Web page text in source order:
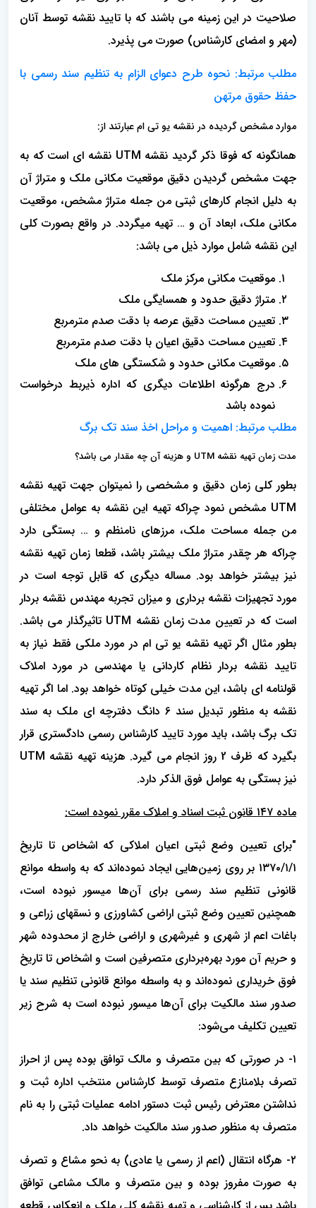
صلاحیت در این زمینه می باشند که با تایید نقشه توسط آنان
(مهر و امضای کارشناس) صورت می پذیرد.
مطلب مرتبط: نحوه طرح دعوای الزام به تنظیم سند رسمی با
حفظ حقوق مرتهن
موارد مشخص گردیده در نقشه یو تی ام عبارتند از:
همانگونه که فوقا ذکر گردید نقشه UTM نقشه ای است که به
جهت مشخص گردیدن دقیق موقعیت مکانی ملک و متراژ آن
به دلیل انجام کارهای ثبتی من جمله متراژ مشخص، موقعیت
مکانی ملک، ابعاد آن و … تهیه میگردد. در واقع بصورت کلی
این نقشه شامل موارد ذیل می باشد:
موقعیت مکانی مرکز ملک
متراژ دقیق حدود و همسایگی ملک
تعیین مساحت دقیق عرصه با دقت صدم مترمربع
تعیین مساحت دقیق اعیان با دقت صدم مترمربع
موقعیت مکانی حدود و شکستگی های ملک
درج هرگونه اطلاعات دیگری که اداره ذیربط درخواست
نموده باشد
مطلب مرتبط: اهمیت و مراحل اخذ سند تک برگ
مدت زمان تهیه نقشه UTM و هزینه آن چه مقدار می باشد؟
بطور کلی زمان دقیق و مشخصی را نمیتوان جهت تهیه نقشه
UTM مشخص نمود چراکه تهیه این نقشه به عوامل مختلفی
من جمله مساحت ملک، مرزهای نامنظم و … بستگی دارد
چراکه هر چقدر متراژ ملک بیشتر باشد، قطعا زمان تهیه نقشه
نیز بیشتر خواهد بود. مساله دیگری که قابل توجه است در
مورد تجهیزات نقشه برداری و میزان تجربه مهندس نقشه بردار
است که در تعیین مدت زمان نقشه UTM تاثیرگذار می باشد.
بطور مثال اگر تهیه نقشه یو تی ام در مورد ملکی فقط نیاز به
تایید نقشه بردار نظام کاردانی یا مهندسی در مورد املاک
قولنامه ای باشد، این مدت خیلی کوتاه خواهد بود. اما اگر تهیه
نقشه به منظور تبدیل سند 6 دانگ دفترچه ای ملک به سند
تک برگ باشد، باید مورد تایید کارشناس رسمی دادگستری قرار
بگیرد که ظرف 2 روز انجام می گیرد. هزینه تهیه نقشه UTM
نیز بستگی به عوامل فوق الذکر دارد.
ماده ۱۴۷ قانون ثبت اسناد و املاک مقرر نموده است:
"برای تعیین وضع ثبتی اعیان املاکی که اشخاص تا تاریخ
۱۳۷۰/۱/۱ بر روی زمین‌هایی ایجاد نموده‌اند که به واسطه موانع
قانونی تنظیم سند رسمی برای آن‌ها میسور نبوده است،
همچنین تعیین وضع ثبتی اراضی کشاورزی و نسقهای زراعی و
باغات اعم از شهری و غیرشهری و اراضی خارج از محدوده شهر
و حریم آن مورد بهره‌برداری متصرفین است و اشخاص تا تاریخ
فوق خریداری نموده‌اند و به واسطه موانع قانونی تنظیم سند یا
صدور سند مالکیت برای آن‌ها میسور نبوده است به شرح زیر
تعیین تکلیف می‌شود:
۱- در صورتی که بین متصرف و مالک توافق بوده پس از احراز
تصرف بلامنازع متصرف توسط کارشناس منتخب اداره ثبت و
نداشتن معترض رئیس ثبت دستور ادامه عملیات ثبتی را به نام
متصرف به منظور صدور سند مالکیت خواهد داد.
۲- هرگاه انتقال (اعم از رسمی یا عادی) به نحو مشاع و تصرف
به صورت مفروز بوده و بین متصرف و مالک مشاعی توافق